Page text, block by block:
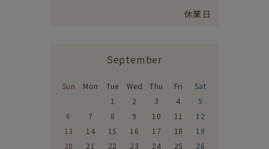
休業日
September
Sun Mon Tue Wed Thu Fri
Sat
1
2 3 4
5
6
7 8 9 10 11
12
13
14 15 16 17 18
19
20
21 22 23 24 25
26